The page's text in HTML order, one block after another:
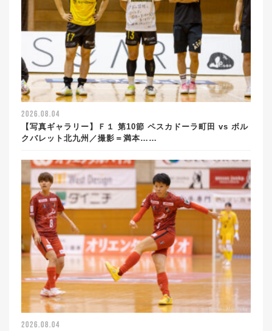
2026.08.04
【写真ギャラリー】Ｆ１ 第10節 ペスカドーラ町田 vs ボル
クバレット北九州／撮影＝満本……
2026.08.04